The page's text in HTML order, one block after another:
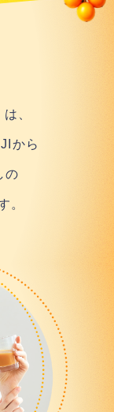
、
から
の
。